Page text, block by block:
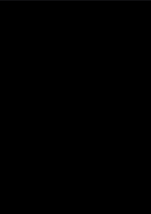
們各自的詮釋
一場演出中比
代詮釋彈性的團
興對話感與現場